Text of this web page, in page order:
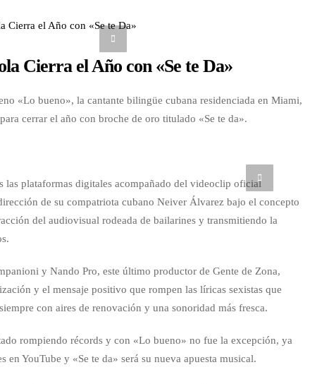
Cierra el Año con «Se te Da»
«Lo bueno», la cantante bilingüe cubana residenciada en Miami,
cerrar el año con broche de oro titulado «Se te da».
las plataformas digitales acompañado del videoclip oficial
de su compatriota cubano Neiver Álvarez bajo el concepto
del audiovisual rodeada de bailarines y transmitiendo la
y Nando Pro, este último productor de Gente de Zona,
y el mensaje positivo que rompen las líricas sexistas que
con aires de renovación y una sonoridad más fresca.
rompiendo récords y con «Lo bueno» no fue la excepción, ya
YouTube y «Se te da» será su nueva apuesta musical.